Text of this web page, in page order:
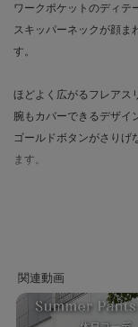
ワークポケットのディテ
スキッパーネックが顔ま
す。
ほどよく広がるフレアス
腕もカバーできるデザイ
ゴールドボタンがさりげ
ます。
防シワ性も備えた扱いや